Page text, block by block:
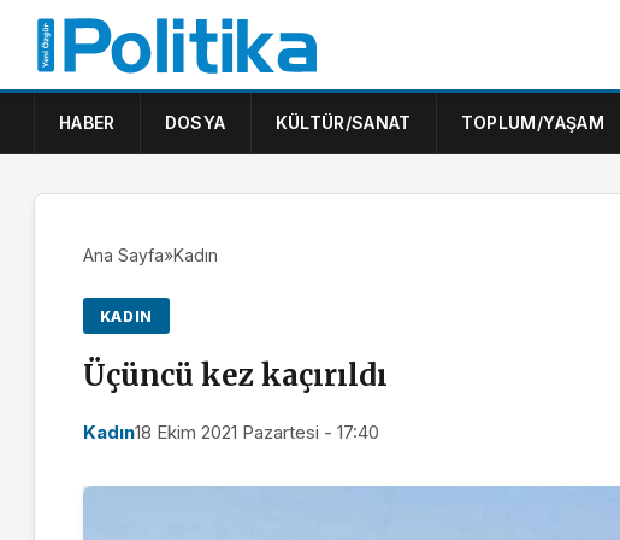
HABER DOSYA KÜLTÜR/SANAT TOPLUM/YAŞAM
Ana Sayfa»Kadın
KADIN
Üçüncü kez kaçırıldı
Kadın18 Ekim 2021 Pazartesi - 17:40